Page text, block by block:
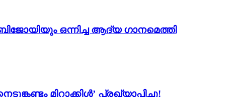
ഒന്നിച്ച ആദ്യ ഗാനമെത്തി
മിറാക്കിൾ’ പ്രഖ്യാപിച്ചു!